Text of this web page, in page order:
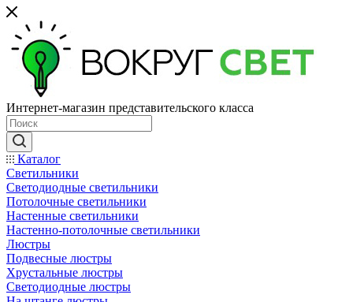
Интернет-магазин представительского класса
Каталог
Светильники
Светодиодные светильники
Потолочные светильники
Настенные светильники
Настенно-потолочные светильники
Люстры
Подвесные люстры
Хрустальные люстры
Светодиодные люстры